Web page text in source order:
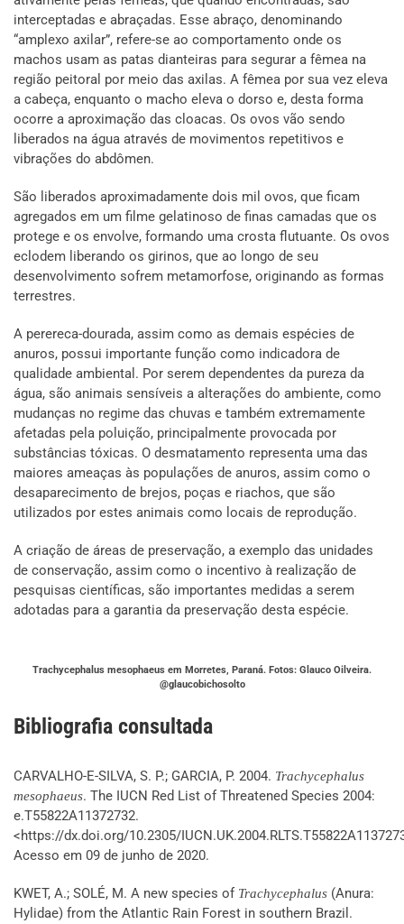
interceptadas e abraçadas. Esse abraço, denominando
“amplexo axilar”, refere-se ao comportamento onde os
machos usam as patas dianteiras para segurar a fêmea na
região peitoral por meio das axilas. A fêmea por sua vez eleva
a cabeça, enquanto o macho eleva o dorso e, desta forma
ocorre a aproximação das cloacas. Os ovos vão sendo
liberados na água através de movimentos repetitivos e
vibrações do abdômen.
São liberados aproximadamente dois mil ovos, que ficam
agregados em um filme gelatinoso de finas camadas que os
protege e os envolve, formando uma crosta flutuante. Os ovos
eclodem liberando os girinos, que ao longo de seu
desenvolvimento sofrem metamorfose, originando as formas
terrestres.
A perereca-dourada, assim como as demais espécies de
anuros, possui importante função como indicadora de
qualidade ambiental. Por serem dependentes da pureza da
água, são animais sensíveis a alterações do ambiente, como
mudanças no regime das chuvas e também extremamente
afetadas pela poluição, principalmente provocada por
substâncias tóxicas. O desmatamento representa uma das
maiores ameaças às populações de anuros, assim como o
desaparecimento de brejos, poças e riachos, que são
utilizados por estes animais como locais de reprodução.
A criação de áreas de preservação, a exemplo das unidades
de conservação, assim como o incentivo à realização de
pesquisas científicas, são importantes medidas a serem
adotadas para a garantia da preservação desta espécie.
Trachycephalus mesophaeus em Morretes, Paraná. Fotos: Glauco Oilveira.
@glaucobichosolto
Bibliografia consultada
CARVALHO-E-SILVA, S. P.; GARCIA, P. 2004. Trachycephalus
mesophaeus. The IUCN Red List of Threatened Species 2004:
e.T55822A11372732.
<https://dx.doi.org/10.2305/
Acesso em 09 de junho de 2020.
KWET, A.; SOLÉ, M. A new species of Trachycephalus (Anura:
Hylidae) from the Atlantic Rain Forest in southern Brazil.